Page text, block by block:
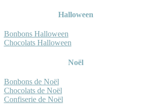
Halloween
Bonbons Halloween
Chocolats Halloween
Noël
Bonbons de Noël
Chocolats de Noël
Confiserie de Noël